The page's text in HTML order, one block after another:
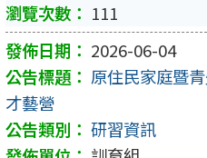
111
2026-06-04
原住民家庭暨
才藝營
研習資訊